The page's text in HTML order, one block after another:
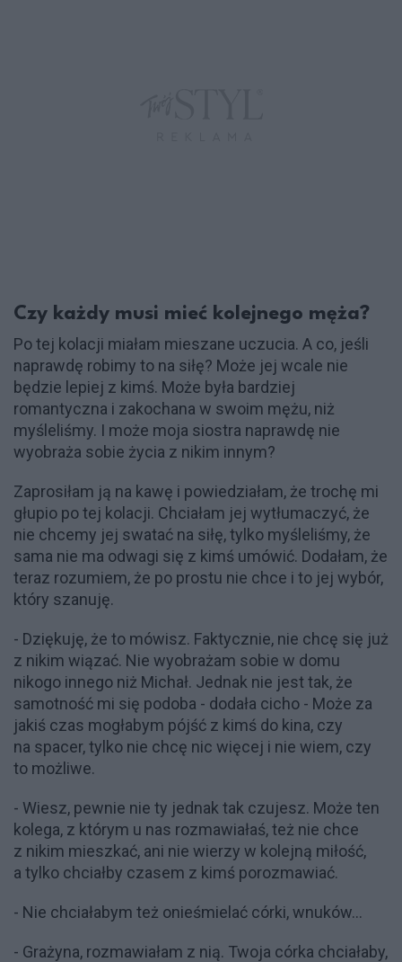
Czy każdy musi mieć kolejnego męża?
Po tej kolacji miałam mieszane uczucia. A co, jeśli
naprawdę robimy to na siłę? Może jej wcale nie
będzie lepiej z kimś. Może była bardziej
romantyczna i zakochana w swoim mężu, niż
myśleliśmy. I może moja siostra naprawdę nie
wyobraża sobie życia z nikim innym?
Zaprosiłam ją na kawę i powiedziałam, że trochę mi
głupio po tej kolacji. Chciałam jej wytłumaczyć, że
nie chcemy jej swatać na siłę, tylko myśleliśmy, że
sama nie ma odwagi się z kimś umówić. Dodałam, że
teraz rozumiem, że po prostu nie chce i to jej wybór,
który szanuję.
- Dziękuję, że to mówisz. Faktycznie, nie chcę się już
z nikim wiązać. Nie wyobrażam sobie w domu
nikogo innego niż Michał. Jednak nie jest tak, że
samotność mi się podoba - dodała cicho - Może za
jakiś czas mogłabym pójść z kimś do kina, czy
na spacer, tylko nie chcę nic więcej i nie wiem, czy
to możliwe.
- Wiesz, pewnie nie ty jednak tak czujesz. Może ten
kolega, z którym u nas rozmawiałaś, też nie chce
z nikim mieszkać, ani nie wierzy w kolejną miłość,
a tylko chciałby czasem z kimś porozmawiać.
- Nie chciałabym też onieśmielać córki, wnuków...
- Grażyna, rozmawiałam z nią. Twoja córka chciałaby,